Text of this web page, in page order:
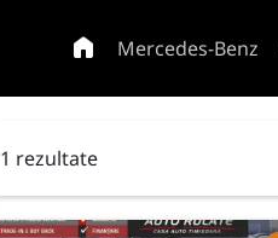
Mercedes-Benz
1 rezultate